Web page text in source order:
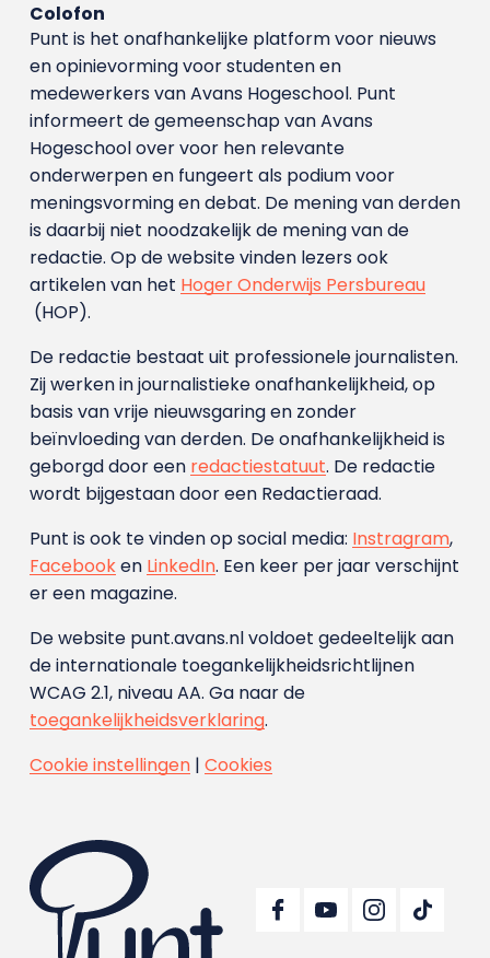
Colofon
Punt is het onafhankelijke platform voor nieuws
en opinievorming voor studenten en
medewerkers van Avans Hoge­school. Punt
informeert de gemeenschap van Avans
Hogeschool over voor hen relevante
onderwerpen en fungeert als podium voor
meningsvorming en debat. De mening van derden
is daarbij niet noodzakelijk de mening van de
redactie. Op de website vinden lezers ook
artikelen van het Hoger Onderwijs Persbureau
(HOP).
De redactie bestaat uit professionele journalisten.
Zij werken in journalistieke onafhankelijkheid, op
basis van vrije nieuwsgaring en zonder
beïnvloeding van derden. De onafhankelijkheid is
geborgd door een redactiestatuut. De redactie
wordt bijgestaan door een Redactieraad.
Punt is ook te vinden op social media: Instragram,
Facebooken LinkedIn. Een keer per jaar verschijnt
er een magazine.
De website punt.avans.nl voldoet gedeeltelijk aan
de internationale toegankelijkheidsrichtlijnen
WCAG 2.1, niveau AA. Ga naar de
toegankelijkheidsverklaring.
Cookie instellingen| Cookies